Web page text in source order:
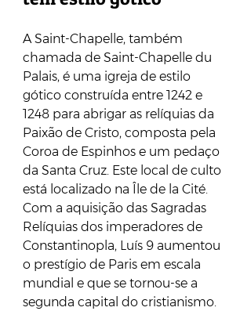
A Saint-Chapelle, também
chamada de Saint-Chapelle du
Palais, é uma igreja de estilo
gótico construída entre 1242 e
1248 para abrigar as relíquias da
Paixão de Cristo, composta pela
Coroa de Espinhos e um pedaço
da Santa Cruz. Este local de culto
está localizado na Île de la Cité.
Com a aquisição das Sagradas
Relíquias dos imperadores de
Constantinopla, Luís 9 aumentou
o prestígio de Paris em escala
mundial e que se tornou-se a
segunda capital do cristianismo.